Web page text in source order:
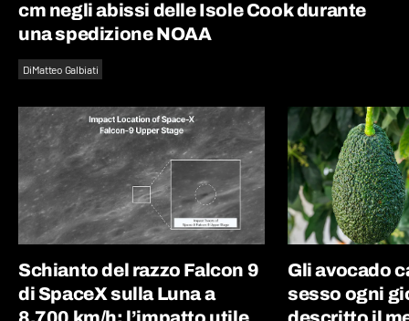
cm negli abissi delle Isole Cook durante
una spedizione NOAA
DiMatteo Galbiati
Schianto del razzo Falcon 9
di SpaceX sulla Luna a
Gli avocado
sesso ogni